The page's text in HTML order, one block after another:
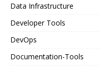
Data Infrastructure
Developer Tools
DevOps
Documentation-Tools